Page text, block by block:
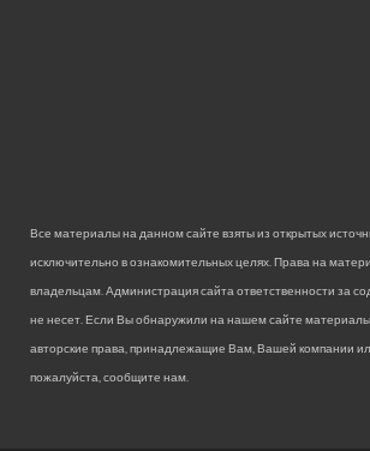
Все материалы на данном сайте взяты из открытых
исключительно в ознакомительных целях. Права на
владельцам. Администрация сайта ответственности за
не несет. Если Вы обнаружили на нашем сайте
авторские права, принадлежащие Вам, Вашей компании
пожалуйста, сообщите нам.